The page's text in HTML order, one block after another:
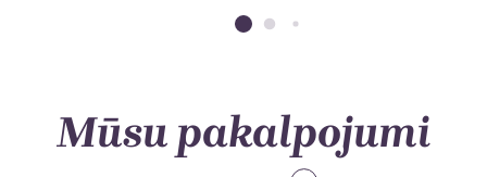
Mūsu pakalpojumi